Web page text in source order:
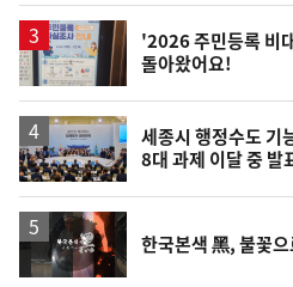
'2026 주민등록 비
돌아왔어요!
세종시 행정수도 기
8대 과제 이달 중 발
영
상
한국본색 黑, 불꽃